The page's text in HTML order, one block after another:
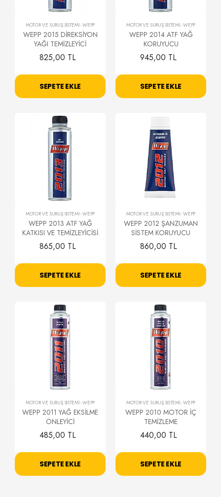
MOTOR VE SÜRÜŞ SİSTEMİ-WEPP
WEPP 2015 DİREKSİYON
YAĞI TEMİZLEYİCİ
825,00 TL
SEPETE EKLE
MOTOR VE SÜRÜŞ SİSTEMİ-WEPP
WEPP 2014 ATF YAĞ
KORUYUCU
945,00 TL
SEPETE EKLE
MOTOR VE SÜRÜŞ SİSTEMİ-WEPP
WEPP 2013 ATF YAĞ
KATKISI VE TEMİZLEYİCİSİ
865,00 TL
SEPETE EKLE
MOTOR VE SÜRÜŞ SİSTEMİ-WEPP
WEPP 2012 ŞANZUMAN
SİSTEM KORUYUCU
860,00 TL
SEPETE EKLE
MOTOR VE SÜRÜŞ SİSTEMİ-WEPP
WEPP 2011 YAĞ EKSİLME
ÖNLEYİCİ
485,00 TL
SEPETE EKLE
MOTOR VE SÜRÜŞ SİSTEMİ-WEPP
WEPP 2010 MOTOR İÇ
TEMİZLEME
440,00 TL
SEPETE EKLE